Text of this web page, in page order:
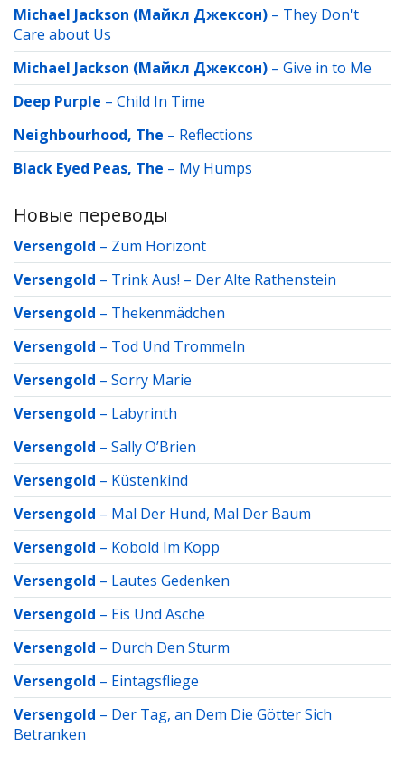
Michael Jackson (Майкл Джексон) – They Don't
Care about Us
Michael Jackson (Майкл Джексон) – Give in to Me
Deep Purple – Child In Time
Neighbourhood, The – Reflections
Black Eyed Peas, The – My Humps
Новые переводы
Versengold – Zum Horizont
Versengold – Trink Aus! – Der Alte Rathenstein
Versengold – Thekenmädchen
Versengold – Tod Und Trommeln
Versengold – Sorry Marie
Versengold – Labyrinth
Versengold – Sally O’Brien
Versengold – Küstenkind
Versengold – Mal Der Hund, Mal Der Baum
Versengold – Kobold Im Kopp
Versengold – Lautes Gedenken
Versengold – Eis Und Asche
Versengold – Durch Den Sturm
Versengold – Eintagsfliege
Versengold – Der Tag, an Dem Die Götter Sich
Betranken